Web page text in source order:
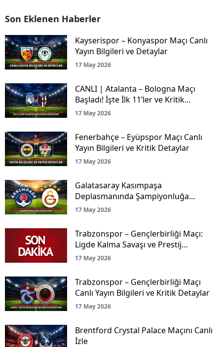
Son Eklenen Haberler
Kayserispor – Konyaspor Maçı Canlı
Yayın Bilgileri ve Detaylar
17 May 2026
CANLI | Atalanta – Bologna Maçı
Başladı! İşte İlk 11’ler ve Kritik
Mücadele Detayları
17 May 2026
Fenerbahçe – Eyüpspor Maçı Canlı
Yayın Bilgileri ve Kritik Detaylar
17 May 2026
Galatasaray Kasımpaşa
Deplasmanında Şampiyonluğa
Koşuyor!
17 May 2026
Trabzonspor – Gençlerbirliği Maçı:
Ligde Kalma Savaşı ve Prestij
Mücadelesi Canlı Yayınla Ekranlarda!
17 May 2026
Trabzonspor – Gençlerbirliği Maçı
Canlı Yayın Bilgileri ve Kritik Detaylar
17 May 2026
Brentford Crystal Palace Maçını Canlı
İzle